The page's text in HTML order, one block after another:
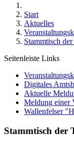
Start
Aktuelles
Stammtisch
Seitenleiste Links
Digitales
Aktuelle
Meldung einer
Wallenfelser
Stammtisch der